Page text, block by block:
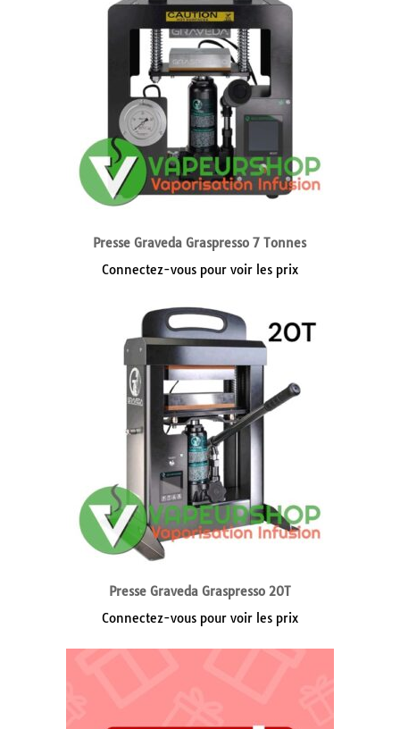
Presse Graveda Graspresso 7 Tonnes
Connectez-vous pour voir les prix
Presse Graveda Graspresso 20T
Connectez-vous pour voir les prix